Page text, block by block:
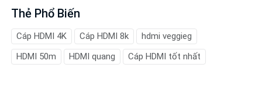
Thẻ Phổ Biến
Cáp HDMI 4K Cáp HDMI 8k
hdmi veggieg
HDMI 50m
HDMI quang Cáp HDMI tốt nhất